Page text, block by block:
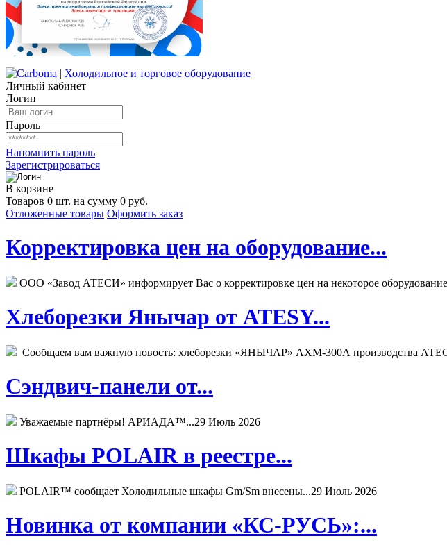
Личный кабинет
Логин
Пароль
Напомнить пароль
Зарегистрироваться
В корзине
Товаров 0 шт. на сумму 0 руб.
Отложенные товары Оформить заказ
Корректировка цен на оборудование...
ООО «Завод АТЕСИ» информирует Вас о корректировке цен на некоторое
Хлеборезки Янычар от ATESY...
Сообщаем вам важную новость: хлеборезки «ЯНЫЧАР» АХМ-300А производства
Сэндвич-панели от...
Уважаемые партнёры! АРИАДА™...29 Июль 2026
Шкафы POLAIR в реестре...
POLAIR™ сообщает Холодильные шкафы Gm/Sm внесены...29 Июль 2026
Новинка от компании «КС-РУСЬ»:...